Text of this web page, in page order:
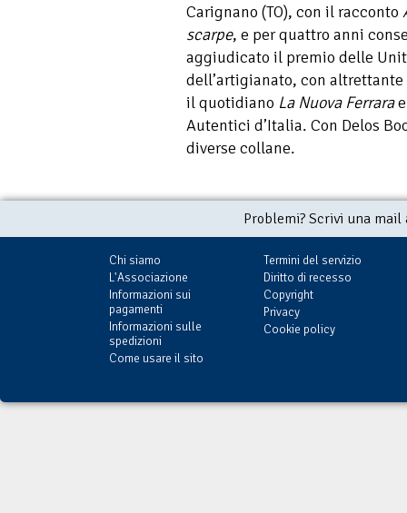
Carignano (TO), con il racconto
scarpe, e per quattro anni
aggiudicato il premio delle
dell’artigianato, con
il quotidiano La Nuova Ferrarae
Autentici d’Italia. Con Delos
diverse collane.
Problemi? Scrivi una
Chi siamo
L'Associazione
Informazioni sui
pagamenti
Informazioni sulle
spedizioni
Come usare il sito
Termini del servizio
Diritto di recesso
Copyright
Privacy
Cookie policy